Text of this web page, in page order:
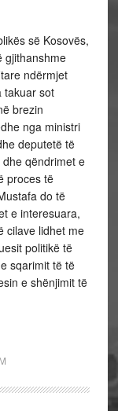
së Kosovës,
gjithanshme
ndërmjet
takuar sot
brezin
nga ministri
deputetë të
qëndrimet e
proces të
do të
e interesuara,
cilave lidhet me
politikë të
sqarimit të të
e shënjimit të